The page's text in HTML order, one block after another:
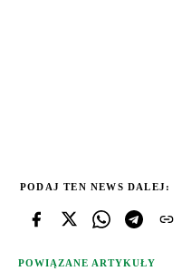
PODAJ TEN NEWS DALEJ:
POWIĄZANE ARTYKUŁY